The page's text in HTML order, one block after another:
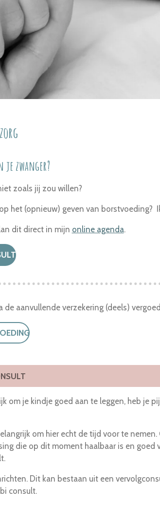
je zwanger?
zoals jij zou willen?
het (opnieuw) geven van borstvoeding?
dit direct in mijn online agenda.
aanvullende verzekering (deels)
je kindje goed aan te leggen, heb je
om hier echt de tijd voor te
die op dit moment haalbaar is en goed
Dit kan bestaan uit een
consult.